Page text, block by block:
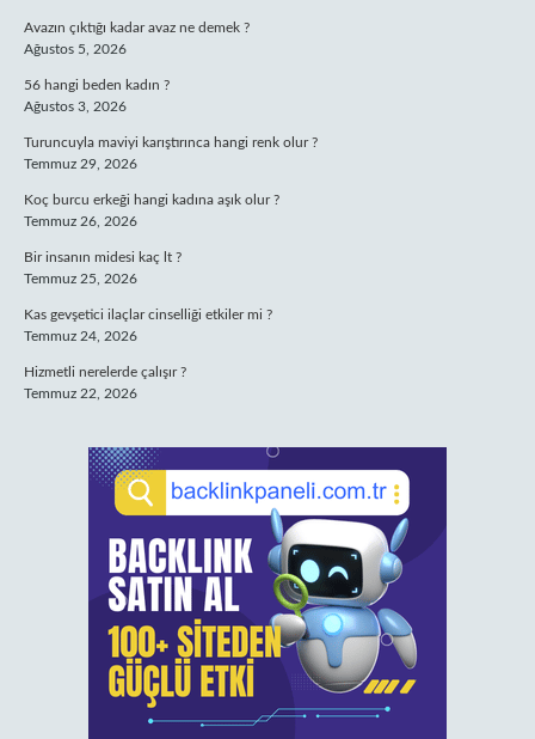
Avazın çıktığı kadar avaz ne demek ?
Ağustos 5, 2026
56 hangi beden kadın ?
Ağustos 3, 2026
Turuncuyla maviyi karıştırınca hangi renk olur ?
Temmuz 29, 2026
Koç burcu erkeği hangi kadına aşık olur ?
Temmuz 26, 2026
Bir insanın midesi kaç lt ?
Temmuz 25, 2026
Kas gevşetici ilaçlar cinselliği etkiler mi ?
Temmuz 24, 2026
Hizmetli nerelerde çalışır ?
Temmuz 22, 2026